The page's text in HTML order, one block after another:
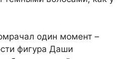
один момент –
фигура Даши